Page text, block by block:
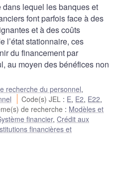
lequel les banques et
font parfois face à des
et à des coûts
l’état stationnaire, ces
du financement par
au moyen des bénéfices non
recherche du personnel,
Code(s) JEL : E, E2, E22,
de recherche : Modèles et
financier, Crédit aux
financières et